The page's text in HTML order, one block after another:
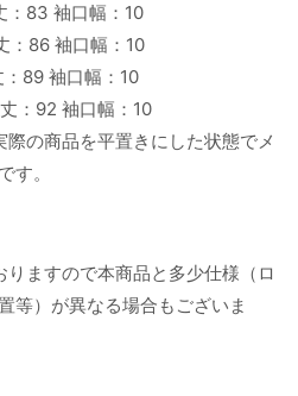
：83 袖口幅：10
：86 袖口幅：10
89 袖口幅：10
：92 袖口幅：10
の商品を平置きにした状態でメ
す。
ますので本商品と多少仕様（ロ
等）が異なる場合もございま